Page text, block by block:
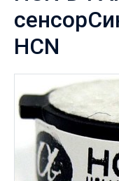
HCN